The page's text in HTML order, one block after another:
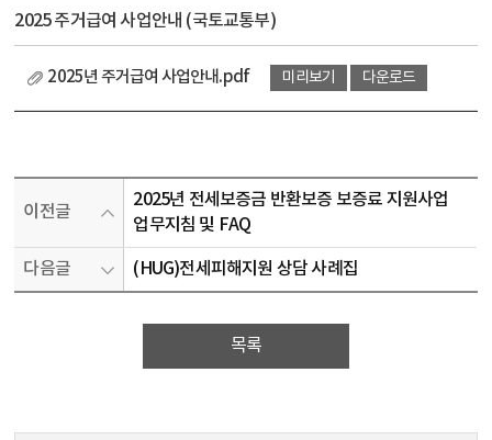
2025 주거급여 사업안내 (국토교통부)
2025년 주거급여 사업안내.pdf 미리보기 다운로드
이전글
2025년 전세보증금 반환보증 보증료 지원사업
업무지침 및 FAQ
다음글 (HUG)전세피해지원 상담 사례집
목록